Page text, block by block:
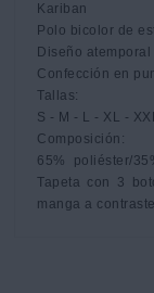
Kariban
Polo bicolor de
Diseño
Confección en
Tallas:
S - M - L - XL -
Composición:
65% poliéster/
Tapeta con 3
manga a